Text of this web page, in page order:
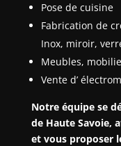
Pose de cuisine
Fabrication de
Inox, miroir,
Meubles,
Vente d’
Notre équipe se
de Haute Savoie,
et vous proposer